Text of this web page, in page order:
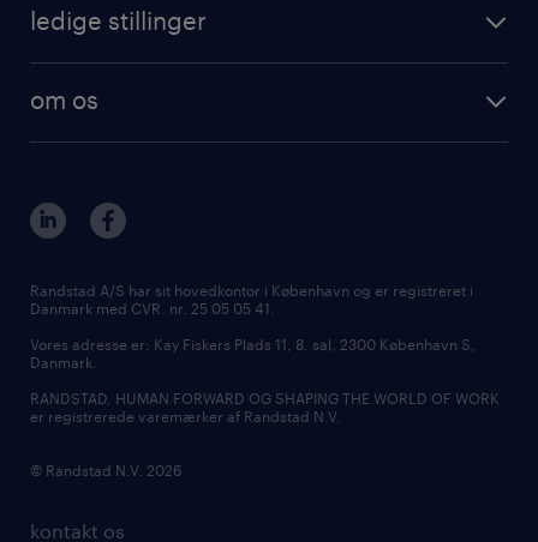
ledige stillinger
om os
kontakt os
Randstad A/S har sit hovedkontor i København og er registreret i
Danmark med CVR. nr. 25 05 05 41.
Vores adresse er: Kay Fiskers Plads 11, 8. sal, 2300 København S,
Danmark.
RANDSTAD, HUMAN FORWARD OG SHAPING THE WORLD OF WORK
er registrerede varemærker af Randstad N.V.
© Randstad N.V. 2026